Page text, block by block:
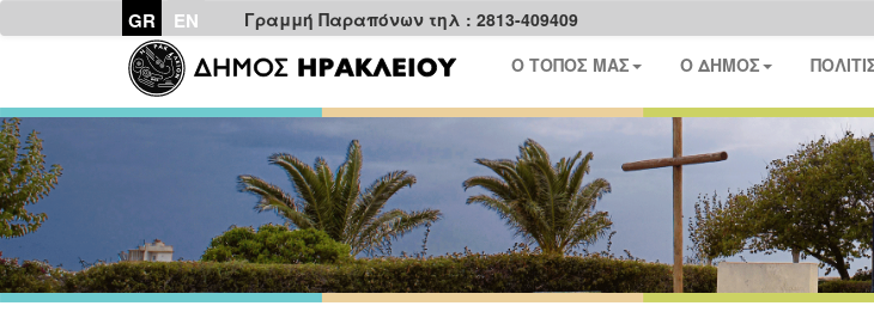
GR EN Γραμμή Παραπόνων τηλ : 2813-409409
Ο ΤΟΠΟΣ ΜΑΣ Ο ΔΗΜΟΣ